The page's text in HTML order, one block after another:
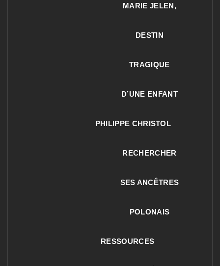
MARIE JELEN,
DESTIN
TRAGIQUE
D’UNE ENFANT
PHILIPPE CHRISTOL
RECHERCHER
SES ANCÊTRES
POLONAIS
RESSOURCES